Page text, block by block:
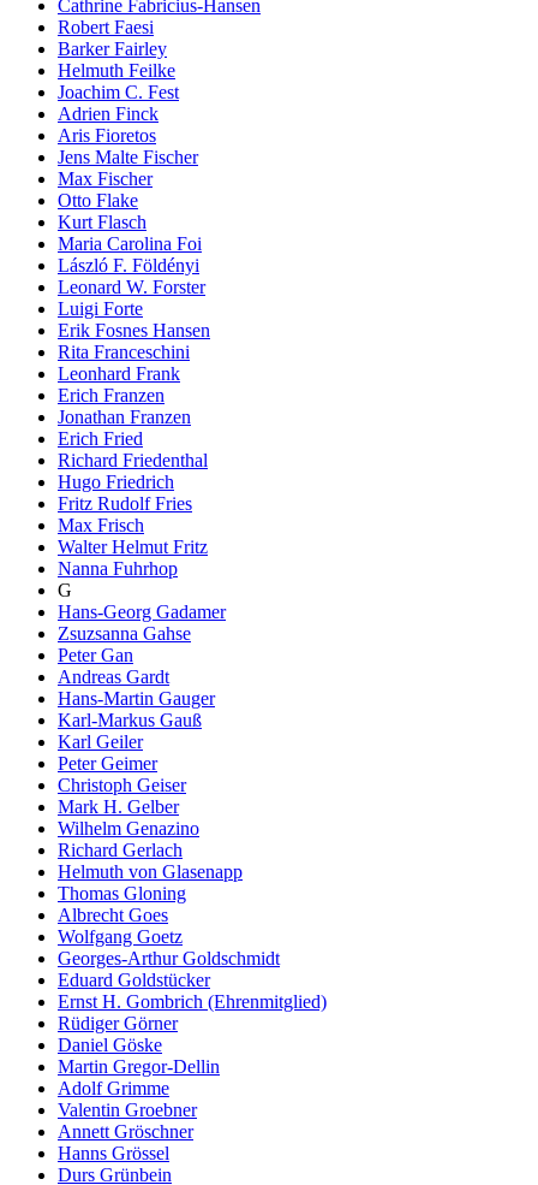
Cathrine Fabricius-Hansen
Robert Faesi
Barker Fairley
Helmuth Feilke
Joachim C. Fest
Adrien Finck
Aris Fioretos
Jens Malte Fischer
Max Fischer
Otto Flake
Kurt Flasch
Maria Carolina Foi
László F. Földényi
Leonard W. Forster
Luigi Forte
Erik Fosnes Hansen
Rita Franceschini
Leonhard Frank
Erich Franzen
Jonathan Franzen
Erich Fried
Richard Friedenthal
Hugo Friedrich
Fritz Rudolf Fries
Max Frisch
Walter Helmut Fritz
Nanna Fuhrhop
G
Hans-Georg Gadamer
Zsuzsanna Gahse
Peter Gan
Andreas Gardt
Hans-Martin Gauger
Karl-Markus Gauß
Karl Geiler
Peter Geimer
Christoph Geiser
Mark H. Gelber
Wilhelm Genazino
Richard Gerlach
Helmuth von Glasenapp
Thomas Gloning
Albrecht Goes
Wolfgang Goetz
Georges-Arthur Goldschmidt
Eduard Goldstücker
Ernst H. Gombrich (Ehrenmitglied)
Rüdiger Görner
Daniel Göske
Martin Gregor-Dellin
Adolf Grimme
Valentin Groebner
Annett Gröschner
Hanns Grössel
Durs Grünbein